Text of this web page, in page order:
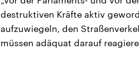
destruktiven Kräfte aktiv
aufzuwiegeln, den
müssen adäquat darauf